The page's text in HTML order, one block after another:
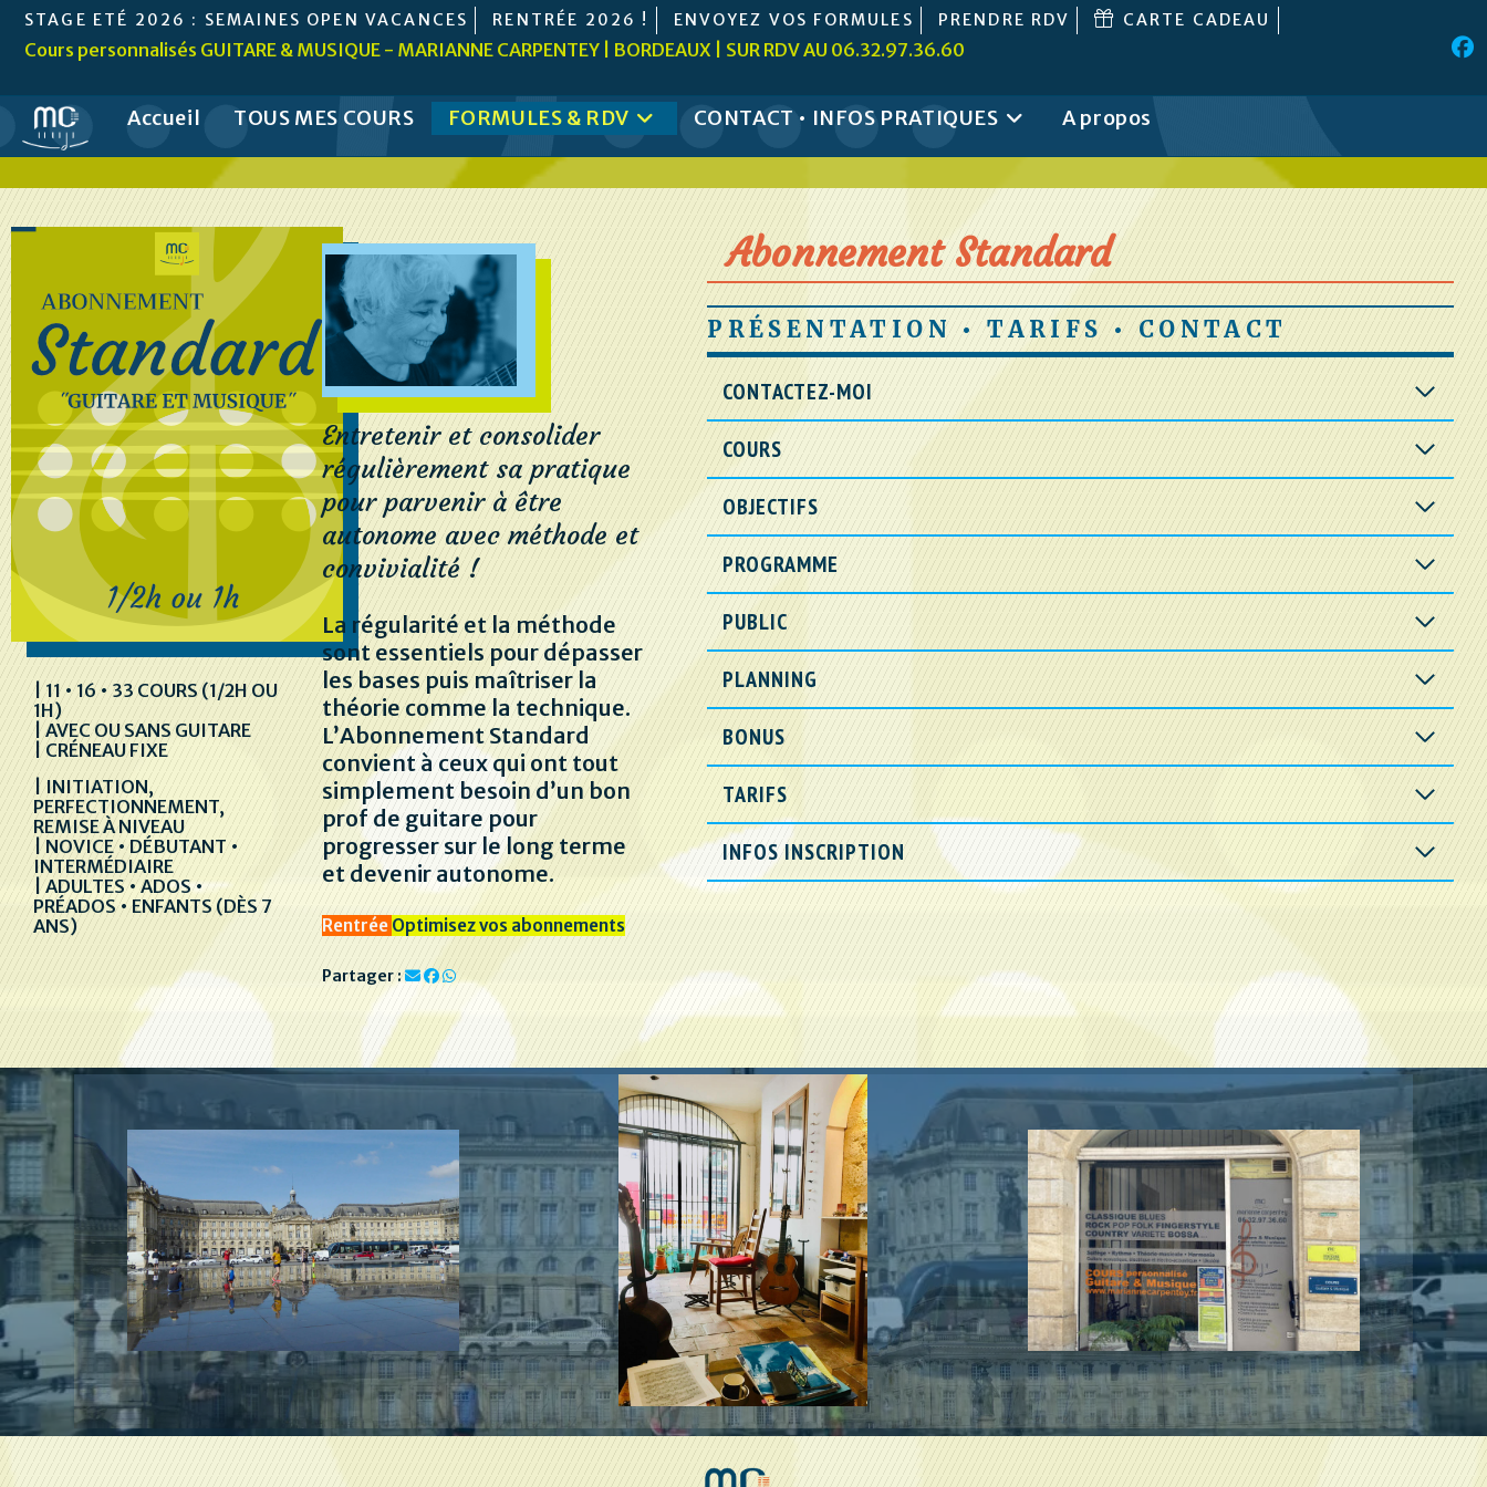
SkipSTAGE ETÉ 2026 : SEMAINES OPEN VACANCES RENTRÉE 2026 ! ENVOYEZ VOS FORMULES PRENDRE RDV CARTE CADEAU
Cours personnalisés GUITARE & MUSIQUE - MARIANNE CARPENTEY | BORDEAUX | SUR RDV AU 06.32.97.36.60
Accueil TOUS MES COURS FORMULES & RDV CONTACT • INFOS PRATIQUES A propos
| 11 • 16 • 33 COURS (1/2H OU
1H)
| AVEC OU SANS GUITARE
| CRÉNEAU FIXE
| INITIATION,
PERFECTIONNEMENT,
REMISE À NIVEAU
| NOVICE • DÉBUTANT •
INTERMÉDIAIRE
| ADULTES • ADOS •
PRÉADOS • ENFANTS (DÈS 7
ANS)
Entretenir et consolider
régulièrement sa pratique
pour parvenir à être
autonome avec méthode et
convivialité !
La régularité et la méthode
sont essentiels pour dépasser
les bases puis maîtriser la
théorie comme la technique.
L’Abonnement Standard
convient à ceux qui ont tout
simplement besoin d’un bon
prof de guitare pour
progresser sur le long terme
et devenir autonome.
Rentrée Optimisez vos abonnements
Partager :
Abonnement Standard
PRÉSENTATION • TARIFS • CONTACT
CONTACTEZ-MOI
COURS
OBJECTIFS
PROGRAMME
PUBLIC
PLANNING
BONUS
TARIFS
INFOS INSCRIPTION